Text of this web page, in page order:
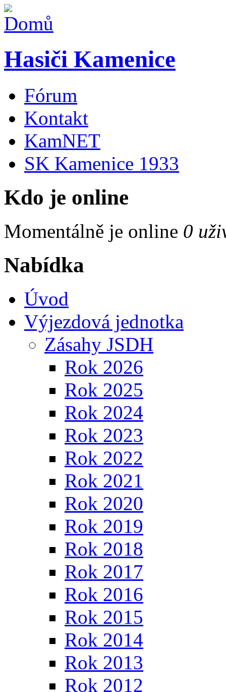
Hasiči Kamenice
Fórum
Kontakt
KamNET
SK Kamenice 1933
Kdo je online
Momentálně je online 0
Nabídka
Úvod
Výjezdová jednotka
Zásahy JSDH
Rok 2026
Rok 2025
Rok 2024
Rok 2023
Rok 2022
Rok 2021
Rok 2020
Rok 2019
Rok 2018
Rok 2017
Rok 2016
Rok 2015
Rok 2014
Rok 2013
Rok 2012